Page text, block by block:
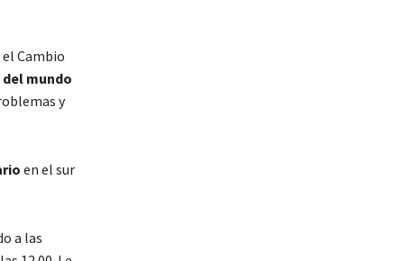
Cambio
mundo
y
en el sur
a las